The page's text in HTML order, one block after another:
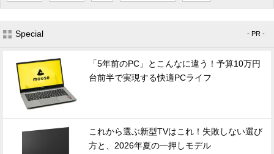
Special - PR -
「5年前のPC」とこんなに違う！予算10万円
台前半で実現する快適PCライフ
これから選ぶ新型TVはこれ！失敗しない選び
方と、2026年夏の一押しモデル